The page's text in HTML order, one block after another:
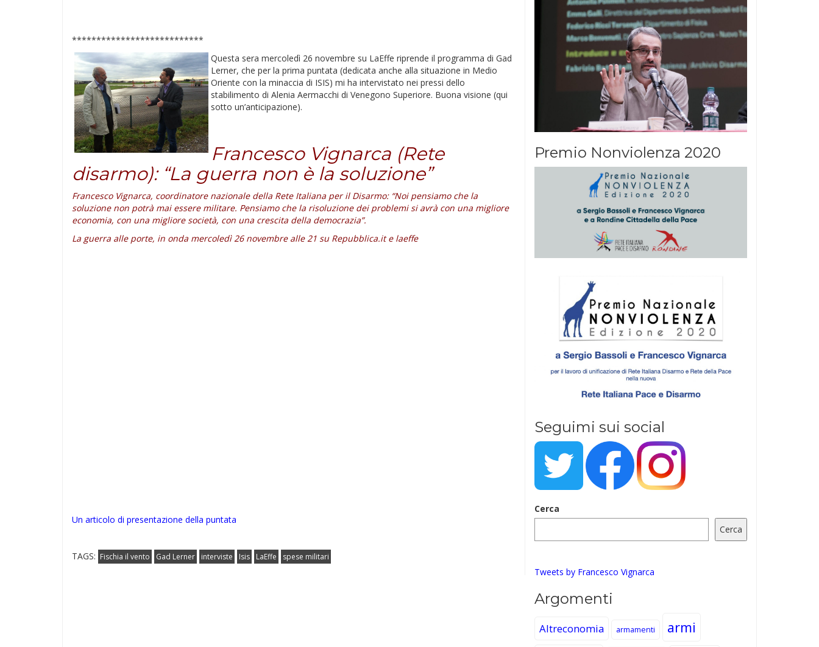
***************************
Questa sera mercoledì 26 novembre su LaEffe riprende il programma di Gad
Lerner, che per la prima puntata (dedicata anche alla situazione in Medio
Oriente con la minaccia di ISIS) mi ha intervistato nei pressi dello
stabilimento di Alenia Aermacchi di Venegono Superiore. Buona visione (qui
sotto un’anticipazione).
Francesco Vignarca (Rete
disarmo): “La guerra non è la soluzione”
Francesco Vignarca, coordinatore nazionale della Rete Italiana per il Disarmo: “Noi pensiamo che la
soluzione non potrà mai essere militare. Pensiamo che la risoluzione dei problemi si avrà con una migliore
economia, con una migliore società, con una crescita della democrazia”.
La guerra alle porte, in onda mercoledì 26 novembre alle 21 su Repubblica.it e laeffe
Un articolo di presentazione della puntata
TAGS: Fischia il vento Gad Lerner interviste Isis LaEffe spese militari
Premio Nonviolenza 2020
Seguimi sui social
Cerca
Cerca
Tweets by Francesco Vignarca
Argomenti
Altreconomia armamenti armi